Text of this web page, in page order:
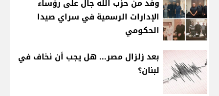
وفد من حزب الله جال على رؤساء
الإدارات الرسمية في سراي صيدا
الحكومي
بعد زلزال مصر... هل يجب أن نخاف في
لبنان؟